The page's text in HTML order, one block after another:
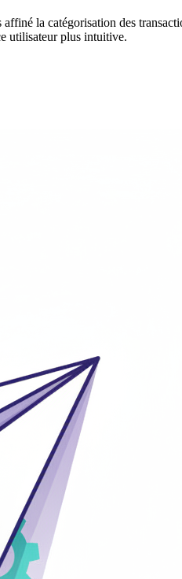
la catégorisation des
utilisateur plus intuitive.